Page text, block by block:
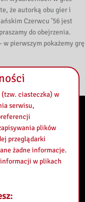
że autorką obu gier i
Czerwcu ’56 jest
do obejrzenia.
pierwszym pokażemy grę
w materiale wideo.
ciasteczka) w
serwisu,
plików
przeglądarki
żadne informacje.
informacji w plikach